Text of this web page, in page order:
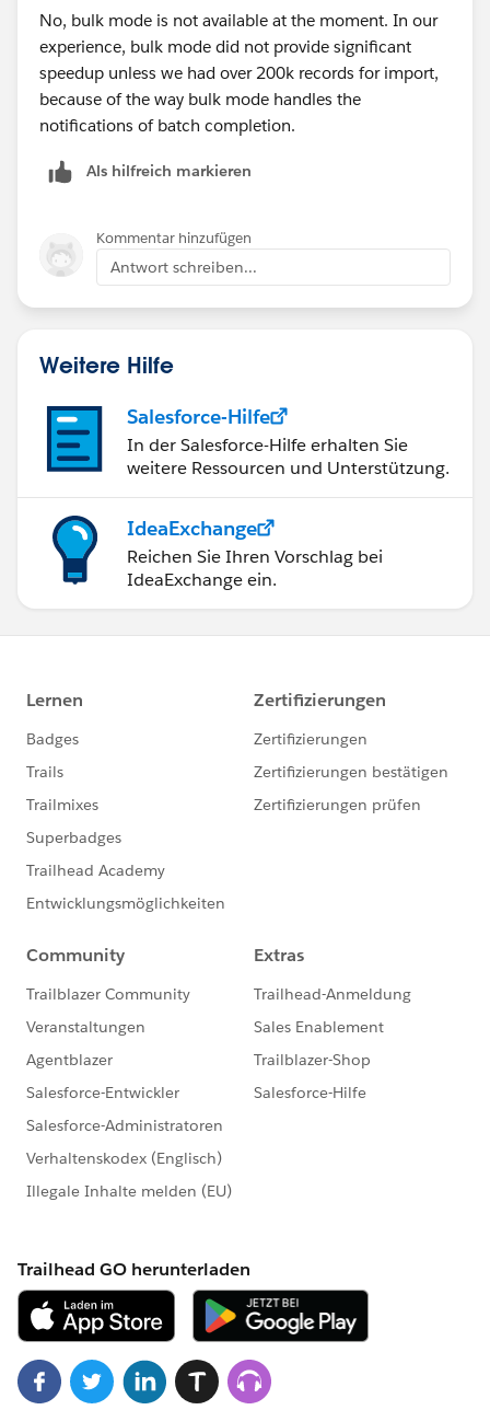
No, bulk mode is not available at the moment. In our
experience, bulk mode did not provide significant
speedup unless we had over 200k records for import,
because of the way bulk mode handles the
notifications of batch completion.
Als hilfreich markieren
Kommentar hinzufügen
Antwort schreiben...
Weitere Hilfe
Salesforce-Hilfe
In der Salesforce-Hilfe erhalten Sie
weitere Ressourcen und Unterstützung.
IdeaExchange
Reichen Sie Ihren Vorschlag bei
IdeaExchange ein.